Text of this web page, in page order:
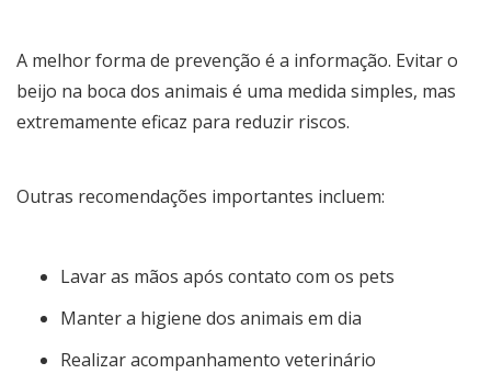
A melhor forma de prevenção é a informação. Evitar o
beijo na boca dos animais é uma medida simples, mas
extremamente eficaz para reduzir riscos.
Outras recomendações importantes incluem:
Lavar as mãos após contato com os pets
Manter a higiene dos animais em dia
Realizar acompanhamento veterinário